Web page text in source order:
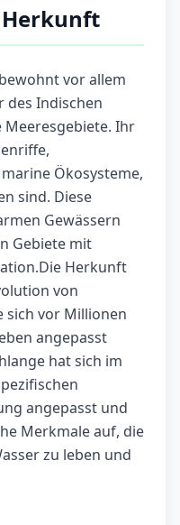
vor allem
des Indischen
Meeresgebiete. Ihr
Ökosysteme,
sind. Diese
Gewässern
Gebiete mit
Herkunft
von
sich vor Millionen
angepasst
hat sich im
angepasst und
Merkmale auf, die
zu leben und